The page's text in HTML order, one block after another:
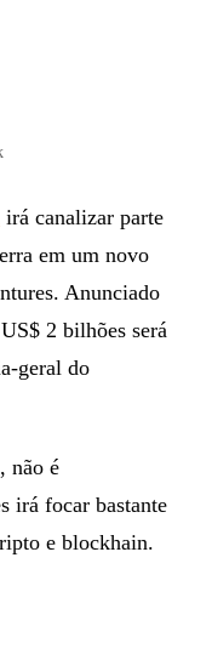
irá canalizar parte
em um novo
Anunciado
2 bilhões será
geral do
não é
irá focar bastante
e blockhain.